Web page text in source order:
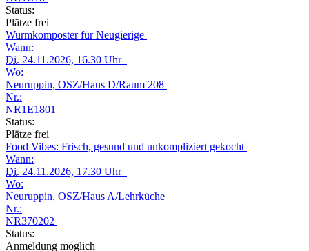
Status:
Plätze frei
Wurmkomposter für Neugierige
Wann:
Di. 24.11.2026, 16.30 Uhr
Wo:
Neuruppin, OSZ/Haus D/Raum 208
Nr.:
NR1E1801
Status:
Plätze frei
Food Vibes: Frisch, gesund und unkompliziert gekocht
Wann:
Di. 24.11.2026, 17.30 Uhr
Wo:
Neuruppin, OSZ/Haus A/Lehrküche
Nr.:
NR370202
Status:
Anmeldung möglich